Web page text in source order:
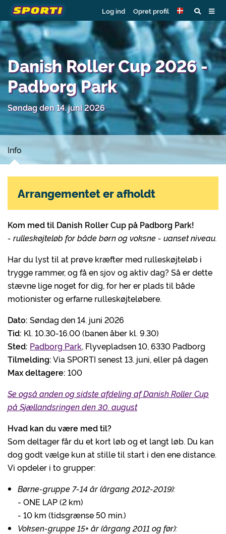
Log ind Opret profil
Danish Roller Cup 2026 -
Padborg Park
Søndag den 14. juni 2026
Info
Kom med til Danish Roller Cup på Padborg Park!
- rulleskøjteløb for både børn og voksne - uanset niveau.
Har du lyst til at prøve kræfter med rulleskøjteløb i
trygge rammer, og få en sjov og aktiv dag? Så er dette
stævne lige noget for dig, for her er plads til både
motionister og erfarne rulleskøjteløbere.
Dato: Søndag den 14. juni 2026
Tid: Kl. 10.30-16.00 (banen åber kl. 9.30)
Sted: Padborg Park, Flyvepladsen 10, 6330 Padborg
Tilmelding:Via SPORTI senest 13. juni, eller på dagen
Max deltagere: 100
Se også anden og sidste afdeling af Danish Roller Cup
på Sjællandsringen den 30. august
Hvad kan du være med til?
Som deltager får du et kort løb og et langt løb. Du kan
dog godt vælge kun at stille til start i den ene distance.
Vi opdeler i to grupper:
Børne-gruppe 7-14 år (årgang 2012-2019):
- ONE LAP (2 km)
- 10 km (tidsgrænse 50 min.)
Voksen-gruppe 15+ år (årgang 2011 og før):
Arrangementet er afholdt